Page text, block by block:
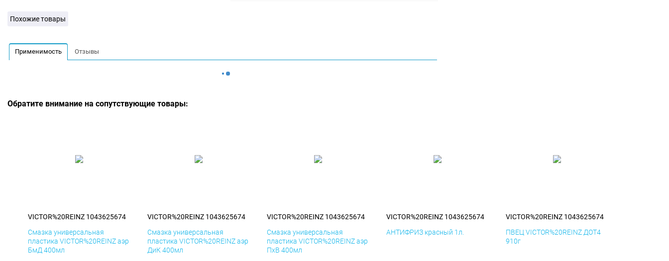
Похожие товары
Применимость Отзывы
Обратите внимание на сопутствующие товары:
VICTOR%20REINZ 1043625674
Смазка универсальная
пластика VICTOR%20REINZ аэр
БмД 400мл
VICTOR%20REINZ 1043625674
Смазка универсальная
пластика VICTOR%20REINZ аэр
ДиК 400мл
VICTOR%20REINZ 1043625674
Смазка универсальная
пластика VICTOR%20REINZ аэр
ПхВ 400мл
VICTOR%20REINZ 1043625674
АНТИФРИЗ красный 1л.
VICTOR%20REINZ 1043625674
ПВЕЦ VICTOR%20REINZ ДОТ4
910г